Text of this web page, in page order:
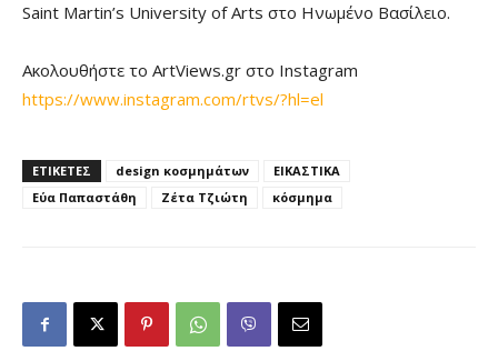
Saint Martin’s University of Arts στο Ηνωμένο Βασίλειο.
Ακολουθήστε το ArtViews.gr στο Instagram
https://www.instagram.com/rtvs/?hl=el
ΕΤΙΚΕΤΕΣ design κοσμημάτων
ΕΙΚΑΣΤΙΚΑ
Εύα Παπαστάθη
Ζέτα Τζιώτη κόσμημα